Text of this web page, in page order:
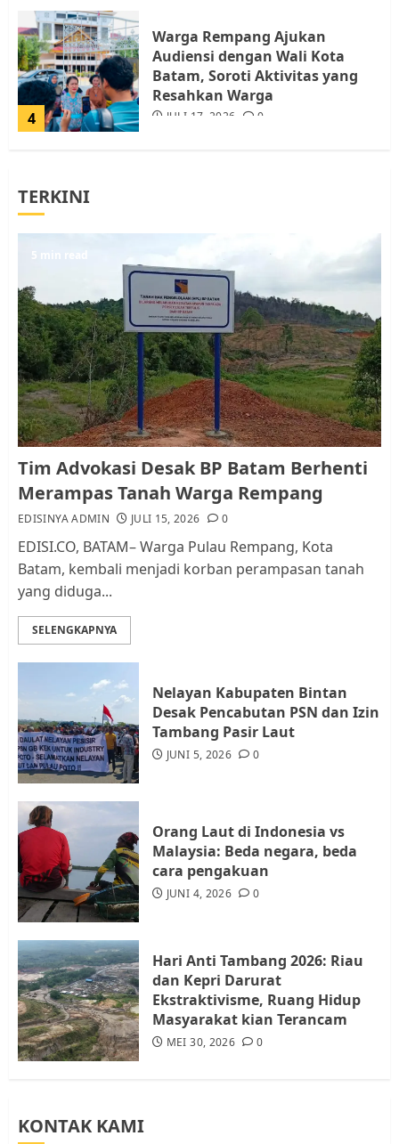
4
Warga Rempang Ajukan
Audiensi dengan Wali Kota
Batam, Soroti Aktivitas yang
Resahkan Warga
JULI 17, 2026 0
5
1
Pemko Batam Tegaskan RT dan
RW bukan Petugas Pendataan
dan Pemungutan Pajak
AGUSTUS 1, 2026 0
Kader Pajak jadi Penghubung
Pemerintah dan Masyarakat di
Lingkungan RT/RW
AGUSTUS 1, 2026
4
Warga Rempang Ajukan
Audiensi dengan Wali Kota
5
Tim Advokasi Desak BP Batam
Berhenti Merampas Tanah
TERKINI
5 min read
Tim Advokasi Desak BP Batam Berhenti
Merampas Tanah Warga Rempang
EDISINYA ADMIN JULI 15, 2026 0
EDISI.CO, BATAM– Warga Pulau Rempang, Kota
Batam, kembali menjadi korban perampasan tanah
yang diduga...
SELENGKAPNYA
Nelayan Kabupaten Bintan
Desak Pencabutan PSN dan Izin
Tambang Pasir Laut
JUNI 5, 2026 0
Orang Laut di Indonesia vs
Malaysia: Beda negara, beda
cara pengakuan
JUNI 4, 2026 0
Hari Anti Tambang 2026: Riau
dan Kepri Darurat
Ekstraktivisme, Ruang Hidup
Masyarakat kian Terancam
MEI 30, 2026 0
KONTAK KAMI